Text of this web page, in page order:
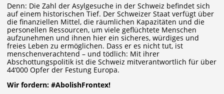
Denn: Die Zahl der Asylgesuche in der Schweiz befindet sich
auf einem historischen Tief. Der Schweizer Staat verfügt über
die finanziellen Mittel, die räumlichen Kapazitäten und die
personellen Ressourcen, um viele geflüchtete Menschen
aufzunehmen und ihnen hier ein sicheres, würdiges und
freies Leben zu ermöglichen. Dass er es nicht tut, ist
menschenverachtend – und tödlich: Mit ihrer
Abschottungspolitik ist die Schweiz mitverantwortlich für über
44‘000 Opfer der Festung Europa.
Wir fordern: #AbolishFrontex!